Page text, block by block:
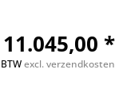
*
excl. verzendkosten